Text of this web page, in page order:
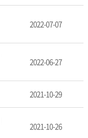
2022-07-07
2022-06-27
2021-10-29
2021-10-26